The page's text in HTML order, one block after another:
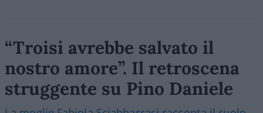
“Troisi avrebbe salvato il
nostro amore”. Il retroscena
struggente su Pino Daniele